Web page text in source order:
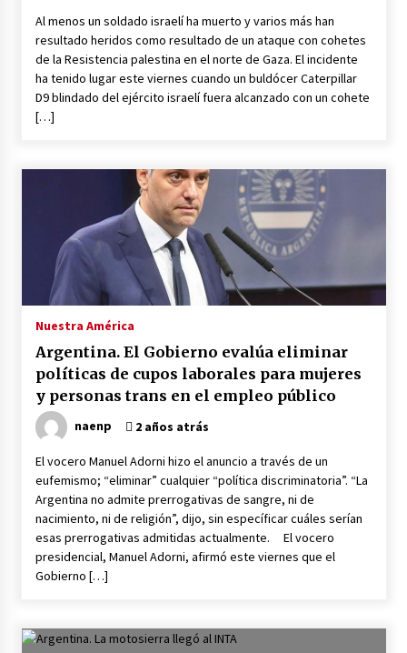
Al menos un soldado israelí ha muerto y varios más han
resultado heridos como resultado de un ataque con cohetes
de la Resistencia palestina en el norte de Gaza. El incidente
ha tenido lugar este viernes cuando un buldócer Caterpillar
D9 blindado del ejército israelí fuera alcanzado con un cohete
[…]
Nuestra América
Argentina. El Gobierno evalúa eliminar
políticas de cupos laborales para mujeres
y personas trans en el empleo público
naenp 2 años atrás
El vocero Manuel Adorni hizo el anuncio a través de un
eufemismo; “eliminar” cualquier “política discriminatoria”. “La
Argentina no admite prerrogativas de sangre, ni de
nacimiento, ni de religión”, dijo, sin específicar cuáles serían
esas prerrogativas admitidas actualmente. El vocero
presidencial, Manuel Adorni, afirmó este viernes que el
Gobierno […]